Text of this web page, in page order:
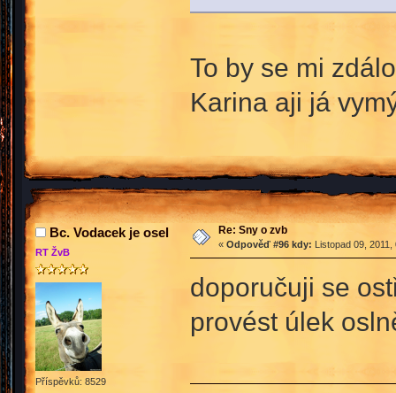
To by se mi
Karina aji já
Bc. Vodacek je osel
RT ŽvB
Příspěvků: 8529
Re: Sny o zvb
« Odpověď #96 kdy: Listopad 09,
doporučuji se
provést úlek